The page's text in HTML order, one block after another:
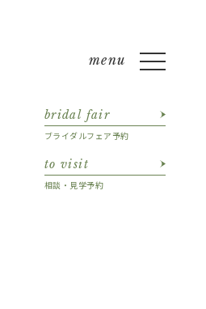
bridal fair
ブライダルフェア予約
to visit
相談・見学予約